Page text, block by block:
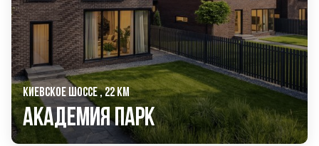
КИЕВСКОЕ ШОССЕ , 22 КМ
Академия Парк